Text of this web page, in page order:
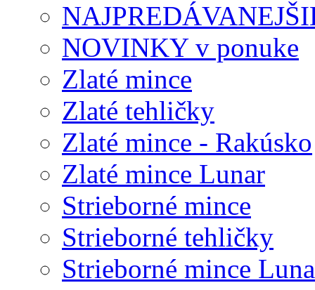
NOVINKY v ponuke
Zlaté mince
Zlaté tehličky
Zlaté mince - Rakúsko
Zlaté mince Lunar
Strieborné mince
Strieborné tehličky
Strieborné mince